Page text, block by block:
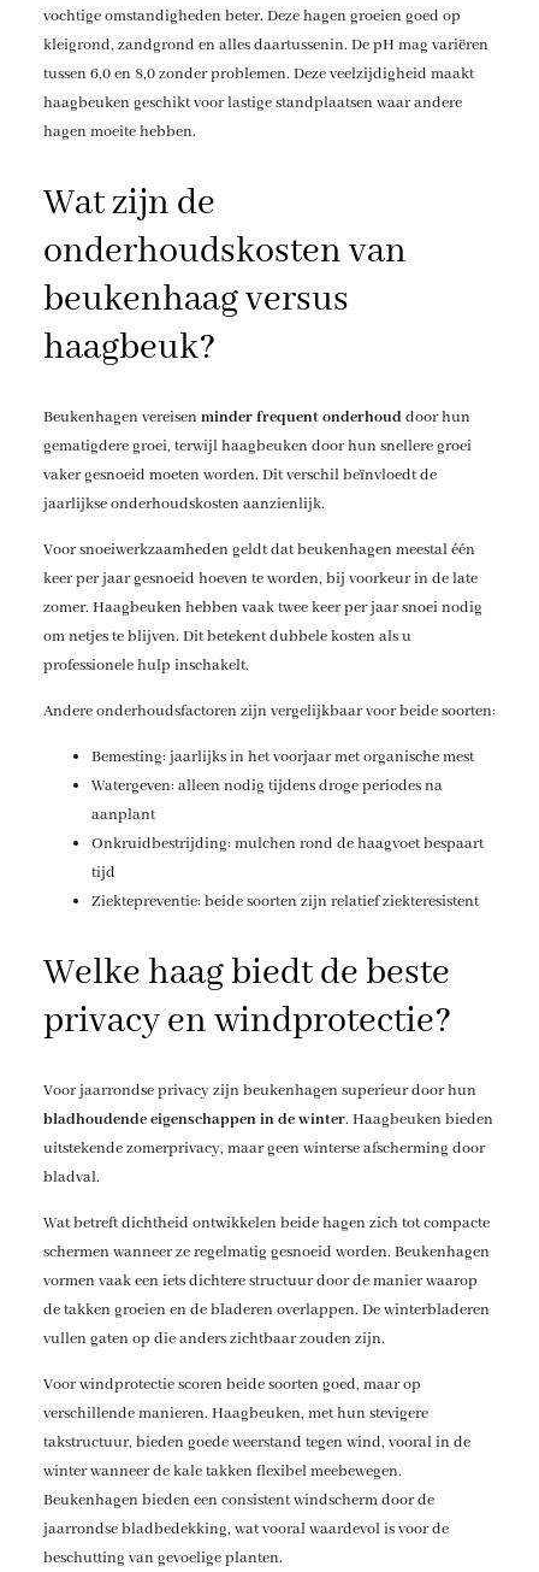
vochtige omstandigheden beter. Deze hagen groeien goed op
kleigrond, zandgrond en alles daartussenin. De pH mag variëren
tussen 6,0 en 8,0 zonder problemen. Deze veelzijdigheid maakt
haagbeuken geschikt voor lastige standplaatsen waar andere
hagen moeite hebben.
Wat zijn de
onderhoudskosten van
beukenhaag versus
haagbeuk?
Beukenhagen vereisenminder frequent onderhouddoor hun
gematigdere groei, terwijl haagbeuken door hun snellere groei
vaker gesnoeid moeten worden. Dit verschil beïnvloedt de
jaarlijkse onderhoudskosten aanzienlijk.
Voor snoeiwerkzaamheden geldt dat beukenhagen meestal één
keer per jaar gesnoeid hoeven te worden, bij voorkeur in de late
zomer. Haagbeuken hebben vaak twee keer per jaar snoei nodig
om netjes te blijven. Dit betekent dubbele kosten als u
professionele hulp inschakelt.
Andere onderhoudsfactoren zijn vergelijkbaar voor beide soorten:
Bemesting: jaarlijks in het voorjaar met organische mest
Watergeven: alleen nodig tijdens droge periodes na
aanplant
Onkruidbestrijding: mulchen rond de haagvoet bespaart
tijd
Ziektepreventie: beide soorten zijn relatief ziekteresistent
Welke haag biedt de beste
privacy en windprotectie?
Voor jaarrondse privacy zijn beukenhagen superieur door hun
bladhoudende eigenschappen in de winter. Haagbeuken bieden
uitstekende zomerprivacy, maar geen winterse afscherming door
bladval.
Wat betreft dichtheid ontwikkelen beide hagen zich tot compacte
schermen wanneer ze regelmatig gesnoeid worden. Beukenhagen
vormen vaak een iets dichtere structuur door de manier waarop
de takken groeien en de bladeren overlappen. De winterbladeren
vullen gaten op die anders zichtbaar zouden zijn.
Voor windprotectie scoren beide soorten goed, maar op
verschillende manieren. Haagbeuken, met hun stevigere
takstructuur, bieden goede weerstand tegen wind, vooral in de
winter wanneer de kale takken flexibel meebewegen.
Beukenhagen bieden een consistent windscherm door de
jaarrondse bladbedekking, wat vooral waardevol is voor de
beschutting van gevoelige planten.